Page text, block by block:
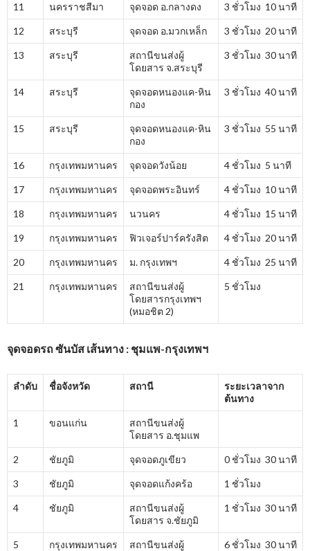
11 นครราชสีมา จุดจอด อ.กลางดง 3 ชั่วโมง 10 นาที
12 สระบุรี จุดจอด อ.มวกเหล็ก 3 ชั่วโมง 20 นาที
13 สระบุรี
สถานีขนส่งผู้
โดยสาร จ.สระบุรี
3 ชั่วโมง 30 นาที
14 สระบุรี
จุดจอดหนองแค-หิน
กอง
3 ชั่วโมง 40 นาที
15 สระบุรี
จุดจอดหนองแค-หิน
กอง
3 ชั่วโมง 55 นาที
16 กรุงเทพมหานคร จุดจอดวังน้อย 4 ชั่วโมง 5 นาที
17 กรุงเทพมหานคร จุดจอดพระอินทร์ 4 ชั่วโมง 10 นาที
18 กรุงเทพมหานคร นวนคร 4 ชั่วโมง 15 นาที
19 กรุงเทพมหานคร ฟิวเจอร์ปาร์ครังสิต 4 ชั่วโมง 20 นาที
20 กรุงเทพมหานคร ม. กรุงเทพฯ 4 ชั่วโมง 25 นาที
21 กรุงเทพมหานคร
สถานีขนส่งผู้
โดยสารกรุงเทพฯ
(หมอชิต 2)
5 ชั่วโมง
จุดจอดรถ ซันบัส เส้นทาง : ชุมแพ-กรุงเทพฯ
ลำดับ ชื่อจังหวัด สถานี
ระยะเวลาจาก
ต้นทาง
1 ขอนแก่น
สถานีขนส่งผู้
โดยสาร อ.ชุมแพ
2 ชัยภูมิ จุดจอดภูเขียว 0 ชั่วโมง 30 นาที
3 ชัยภูมิ จุดจอดแก้งคร้อ 1 ชั่วโมง
4 ชัยภูมิ
สถานีขนส่งผู้
โดยสาร จ.ชัยภูมิ
1 ชั่วโมง 30 นาที
5 กรุงเทพมหานคร สถานีขนส่งผู้ 6 ชั่วโมง 30 นาที